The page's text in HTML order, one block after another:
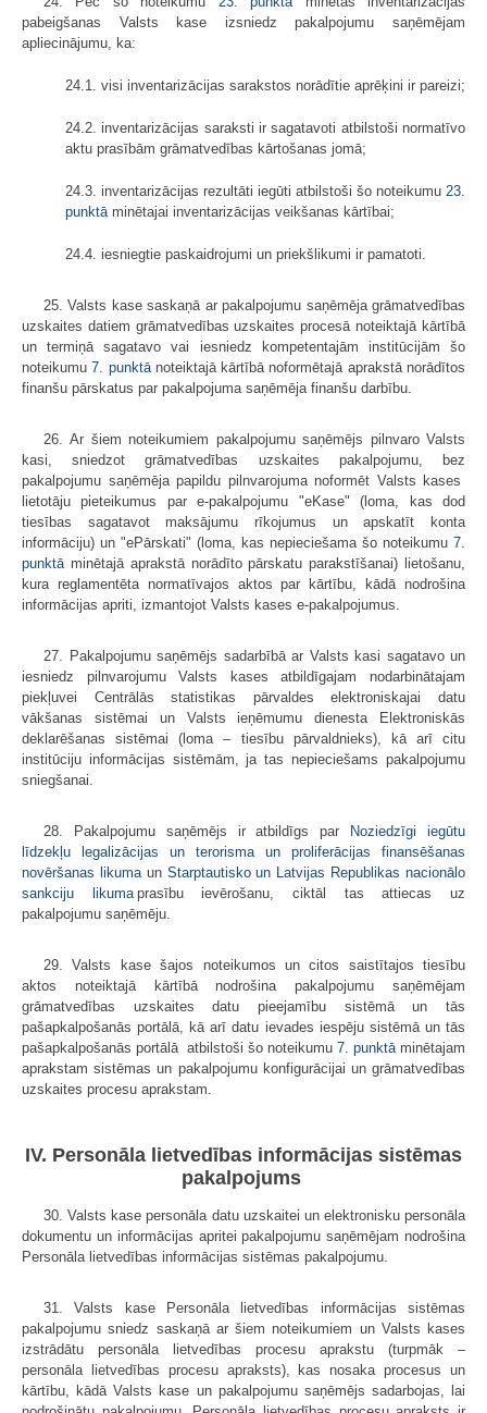
pabeigšanas Valsts kase izsniedz pakalpojumu saņēmējam
apliecinājumu, ka:
24.1. visi inventarizācijas sarakstos norādītie aprēķini ir pareizi;
24.2. inventarizācijas saraksti ir sagatavoti atbilstoši normatīvo
aktu prasībām grāmatvedības kārtošanas jomā;
24.3. inventarizācijas rezultāti iegūti atbilstoši šo noteikumu 23.
punktā minētajai inventarizācijas veikšanas kārtībai;
24.4. iesniegtie paskaidrojumi un priekšlikumi ir pamatoti.
25. Valsts kase saskaņā ar pakalpojumu saņēmēja grāmatvedības
uzskaites datiem grāmatvedības uzskaites procesā noteiktajā kārtībā
un termiņā sagatavo vai iesniedz kompetentajām institūcijām šo
noteikumu7. punktānoteiktajā kārtībā noformētajā aprakstā norādītos
finanšu pārskatus par pakalpojuma saņēmēja finanšu darbību.
26. Ar šiem noteikumiem pakalpojumu saņēmējs pilnvaro Valsts
kasi, sniedzot grāmatvedības uzskaites pakalpojumu, bez
pakalpojumu saņēmēja papildu pilnvarojuma noformēt Valsts kases
lietotāju pieteikumus par e-pakalpojumu "eKase" (loma, kas dod
tiesības sagatavot maksājumu rīkojumus un apskatīt konta
informāciju) un "ePārskati" (loma, kas nepieciešama šo noteikumu 7.
punktā minētajā aprakstā norādīto pārskatu parakstīšanai) lietošanu,
kura reglamentēta normatīvajos aktos par kārtību, kādā nodrošina
informācijas apriti, izmantojot Valsts kases e-pakalpojumus.
27. Pakalpojumu saņēmējs sadarbībā ar Valsts kasi sagatavo un
iesniedz pilnvarojumu Valsts kases atbildīgajam nodarbinātajam
piekļuvei Centrālās statistikas pārvaldes elektroniskajai datu
vākšanas sistēmai un Valsts ieņēmumu dienesta Elektroniskās
deklarēšanas sistēmai (loma – tiesību pārvaldnieks), kā arī citu
institūciju informācijas sistēmām, ja tas nepieciešams pakalpojumu
sniegšanai.
28. Pakalpojumu saņēmējs ir atbildīgs par
Noziedzīgi iegūtu
līdzekļu legalizācijas un terorisma un proliferācijas finansēšanas
novēršanas likumaun Starptautisko un Latvijas Republikas nacionālo
sankciju likumaprasību ievērošanu, ciktāl tas attiecas uz
pakalpojumu saņēmēju.
29. Valsts kase šajos noteikumos un citos saistītajos tiesību
aktos noteiktajā kārtībā nodrošina pakalpojumu saņēmējam
grāmatvedības uzskaites datu pieejamību sistēmā un tās
pašapkalpošanās portālā, kā arī datu ievades iespēju sistēmā un tās
pašapkalpošanās portālā atbilstoši šo noteikumu 7. punktā minētajam
aprakstam sistēmas un pakalpojumu konfigurācijai un grāmatvedības
uzskaites procesu aprakstam.
IV. Personāla lietvedības informācijas sistēmas
pakalpojums
30. Valsts kase personāla datu uzskaitei un elektronisku personāla
dokumentu un informācijas apritei pakalpojumu saņēmējam nodrošina
Personāla lietvedības informācijas sistēmas pakalpojumu.
31. Valsts kase Personāla lietvedības informācijas sistēmas
pakalpojumu sniedz saskaņā ar šiem noteikumiem un Valsts kases
izstrādātu personāla lietvedības procesu aprakstu (turpmāk –
personāla lietvedības procesu apraksts), kas nosaka procesus un
kārtību, kādā Valsts kase un pakalpojumu saņēmējs sadarbojas, lai